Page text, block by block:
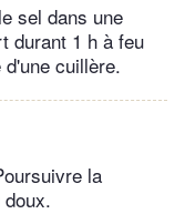
sel dans une
durant 1 h à feu
cuillère.
la